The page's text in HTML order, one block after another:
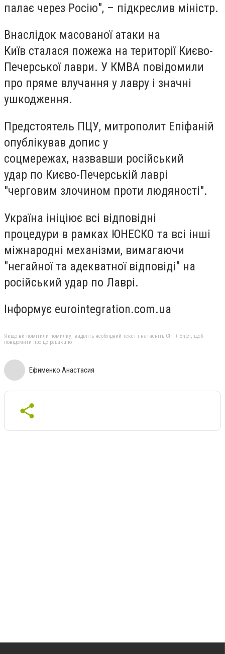
палає через Росію", – підкреслив міністр.
Внаслідок масованої атаки на
Київ сталася пожежа на території Києво-
Печерської лаври. У КМВА повідомили
про пряме влучання у лавру і значні
ушкодження.
Предстоятель ПЦУ, митрополит Епіфаній
опублікував допис у
соцмережах, назвавши російський
удар по Києво-Печерській лаврі
"черговим злочином проти людяності".
Україна ініціює всі відповідні
процедури в рамках ЮНЕСКО та всі інші
міжнародні механізми, вимагаючи
"негайної та адекватної відповіді" на
російський удар по Лаврі.
Інформує eurointegration.com.ua
Якщо ви помітили помилку, виділіть необхідний текст і натисніть Ctrl + Enter, щоб
повідомити про це редакцію
Ефименко Анастасия